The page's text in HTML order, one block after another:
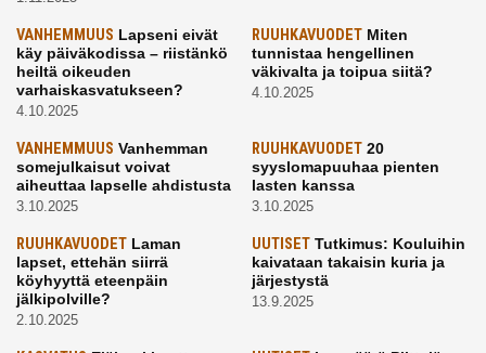
VANHEMMUUS Lapseni eivät
käy päiväkodissa – riistänkö
heiltä oikeuden
varhaiskasvatukseen?
4.10.2025
RUUHKAVUODETMiten
tunnistaa hengellinen
väkivalta ja toipua siitä?
4.10.2025
VANHEMMUUS Vanhemman
somejulkaisut voivat
aiheuttaa lapselle ahdistusta
3.10.2025
RUUHKAVUODET20
syyslomapuuhaa pienten
lasten kanssa
3.10.2025
RUUHKAVUODET Laman
lapset, ettehän siirrä
köyhyyttä eteenpäin
jälkipolville?
2.10.2025
UUTISETTutkimus: Kouluihin
kaivataan takaisin kuria ja
järjestystä
13.9.2025